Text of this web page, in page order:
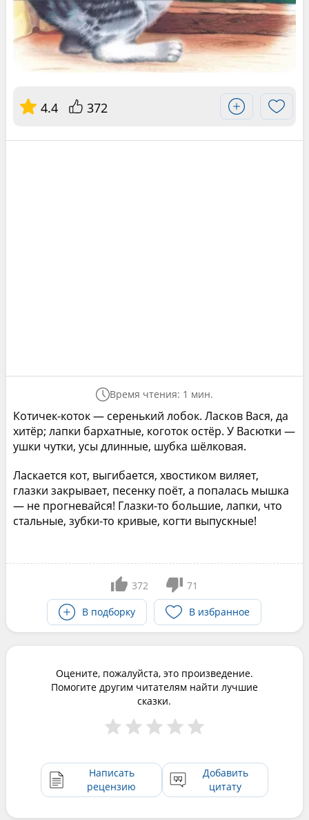
4.4 372
Время чтения: 1 мин.
Котичек-коток — серенький лобок. Ласков Вася, да
хитёр; лапки бархатные, коготок остёр. У Васютки —
ушки чутки, усы длинные, шубка шёлковая.
Ласкается кот, выгибается, хвостиком виляет,
глазки закрывает, песенку поёт, а попалась мышка
— не прогневайся! Глазки-то большие, лапки, что
стальные, зубки-то кривые, когти выпускные!
372
71
В подборку
В избранное
Оцените, пожалуйста, это произведение.
Помогите другим читателям найти лучшие
сказки.
Написать
рецензию
Добавить
цитату